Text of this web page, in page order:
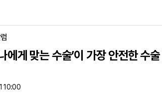
에게 맞는 수술’이 가장 안전한 수
10:00